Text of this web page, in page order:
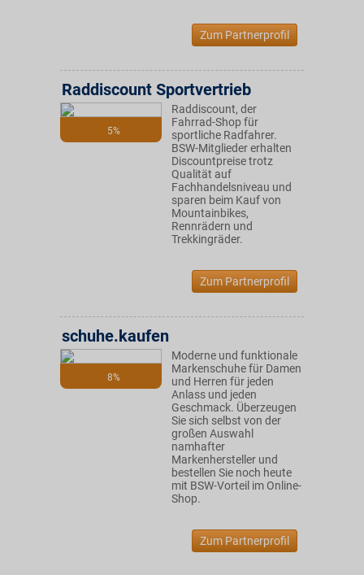
Zum Partnerprofil
5%
Raddiscount Sportvertrieb
Raddiscount, der
Fahrrad-Shop für
sportliche Radfahrer.
BSW-Mitglieder erhalten
Discountpreise trotz
Qualität auf
Fachhandelsniveau und
sparen beim Kauf von
Mountainbikes,
Rennrädern und
Trekkingräder.
Zum Partnerprofil
8%
schuhe.kaufen
Moderne und funktionale
Markenschuhe für Damen
und Herren für jeden
Anlass und jeden
Geschmack. Überzeugen
Sie sich selbst von der
großen Auswahl
namhafter
Markenhersteller und
bestellen Sie noch heute
mit BSW-Vorteil im Online-
Shop.
Zum Partnerprofil